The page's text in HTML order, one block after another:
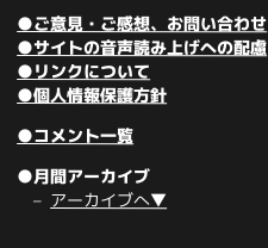
●ご意見・ご感想、お問い合わせ
●サイトの音声読み上げへの配慮
●リンクについて
●個人情報保護方針
●コメント一覧
●月間アーカイブ
アーカイブへ▼